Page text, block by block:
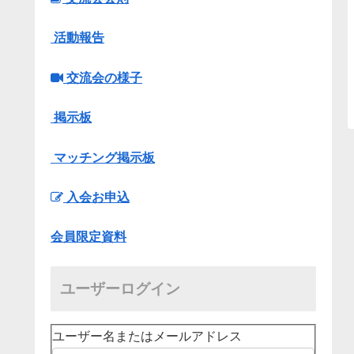
活動報告
交流会の様子
掲示板
マッチング掲示板
入会お申込
会員限定資料
ユーザーログイン
ユーザー名またはメールアドレス